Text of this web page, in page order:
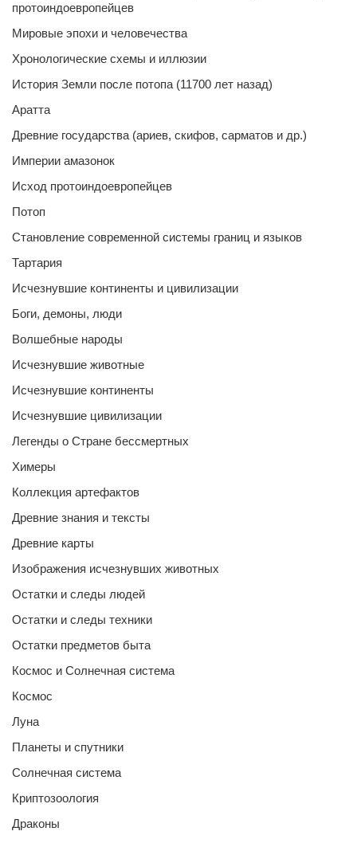
протоиндоевропейцев
Мировые эпохи и человечества
Хронологические схемы и иллюзии
История Земли после потопа (11700 лет назад)
Аратта
Древние государства (ариев, скифов, сарматов и др.)
Империи амазонок
Исход протоиндоевропейцев
Потоп
Становление современной системы границ и языков
Тартария
Исчезнувшие континенты и цивилизации
Боги, демоны, люди
Волшебные народы
Исчезнувшие животные
Исчезнувшие континенты
Исчезнувшие цивилизации
Легенды о Стране бессмертных
Химеры
Коллекция артефактов
Древние знания и тексты
Древние карты
Изображения исчезнувших животных
Остатки и следы людей
Остатки и следы техники
Остатки предметов быта
Космос и Солнечная система
Космос
Луна
Планеты и спутники
Солнечная система
Криптозоология
Драконы